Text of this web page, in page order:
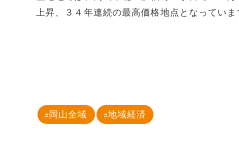
上昇、３４年連続の最高価格地点となっていま
岡山全域 地域経済